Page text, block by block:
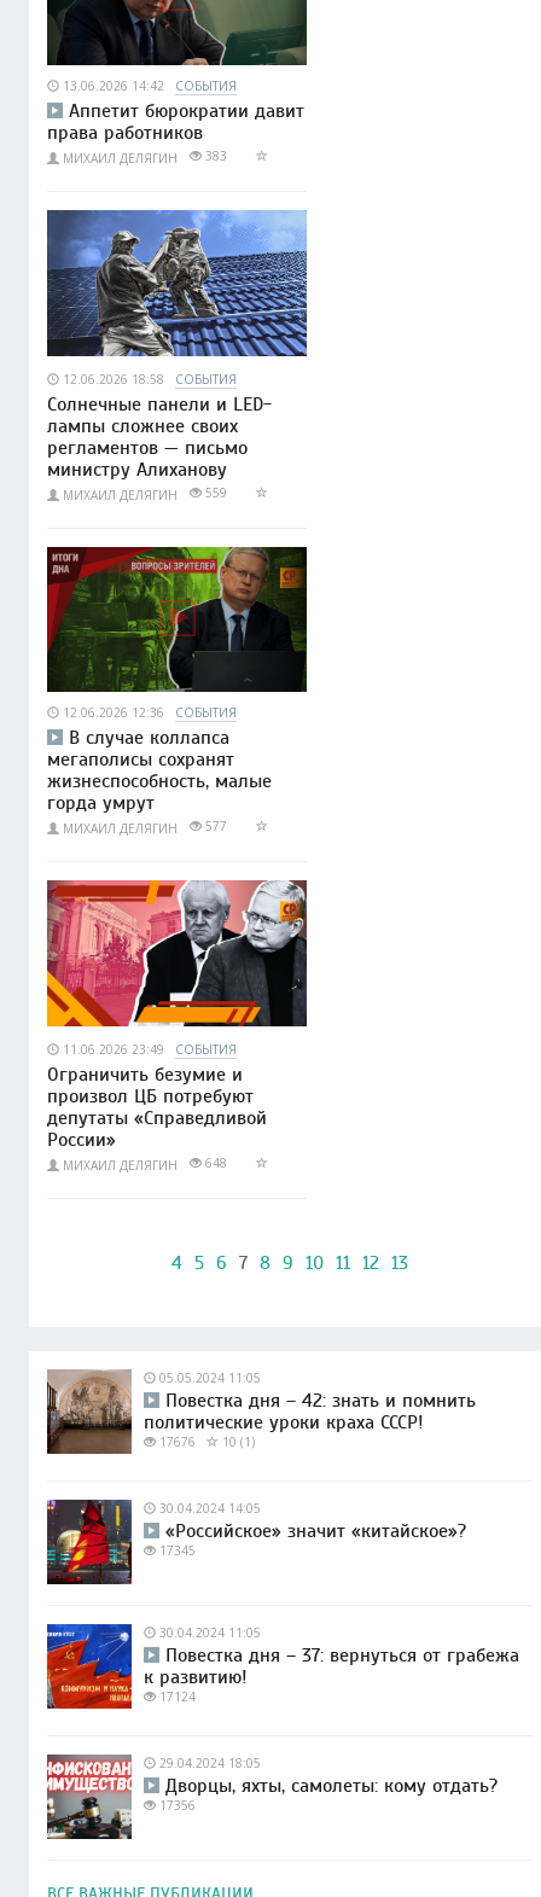
13.06.2026 14:42 СОБЫТИЯ
Аппетит бюрократии давит
права работников
МИХАИЛ ДЕЛЯГИН 383
12.06.2026 18:58 СОБЫТИЯ
Солнечные панели и LED-
лампы сложнее своих
регламентов — письмо
министру Алиханову
МИХАИЛ ДЕЛЯГИН 559
12.06.2026 12:36 СОБЫТИЯ
В случае коллапса
мегаполисы сохранят
жизнеспособность, малые
горда умрут
МИХАИЛ ДЕЛЯГИН 577
11.06.2026 23:49 СОБЫТИЯ
Ограничить безумие и
произвол ЦБ потребуют
депутаты «Справедливой
России»
МИХАИЛ ДЕЛЯГИН 648
4 5 6 7 8 9 10 11 12 13
05.05.2024 11:05
Повестка дня – 42: знать и помнить
политические уроки краха СССР!
17676 10 (1)
30.04.2024 14:05
«Российское» значит «китайское»?
17345
30.04.2024 11:05
Повестка дня – 37: вернуться от грабежа
к развитию!
17124
29.04.2024 18:05
Дворцы, яхты, самолеты: кому отдать?
17356